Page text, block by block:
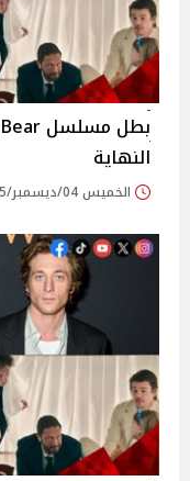
النهاية
الخميس 04/ديسمبر/2025 - 11:58 ص